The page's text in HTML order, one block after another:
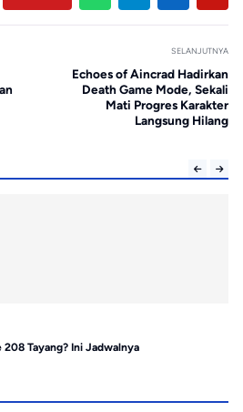
SELANJUTNYA
Echoes of Aincrad Hadirkan
Death Game Mode, Sekali
Mati Progres Karakter
Langsung Hilang
208 Tayang? Ini Jadwalnya